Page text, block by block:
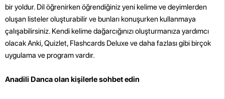
bir yoldur. Dil öğrenirken öğrendiğiniz yeni kelime ve deyimlerden
oluşan listeler oluşturabilir ve bunları konuşurken kullanmaya
çalışabilirsiniz. Kendi kelime dağarcığınızı oluşturmanıza yardımcı
olacak Anki, Quizlet, Flashcards Deluxe ve daha fazlası gibi birçok
uygulama ve program vardır.
Anadili Danca olan kişilerle sohbet edin